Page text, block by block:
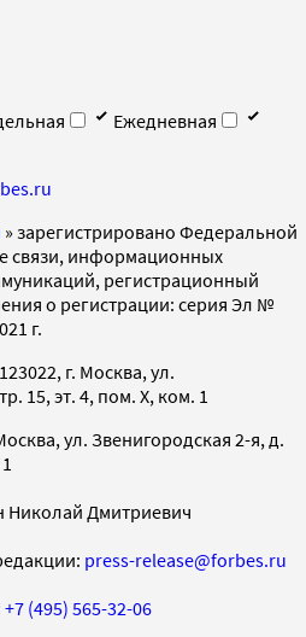
Ежедневная
» зарегистрировано Федеральной
связи, информационных
регистрационный
о регистрации: серия Эл №
г.
г. Москва, ул.
15, эт. 4, пом. X, ком. 1
ул. Звенигородская 2-я, д.
Николай Дмитриевич
press-release@forbes.ru
+7 (495) 565-32-06